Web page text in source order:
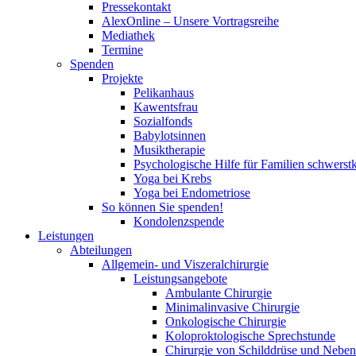
Pressekontakt
AlexOnline – Unsere Vortragsreihe
Mediathek
Termine
Spenden
Projekte
Pelikanhaus
Kawentsfrau
Sozialfonds
Babylotsinnen
Musiktherapie
Psychologische Hilfe für Familien
Yoga bei Krebs
Yoga bei Endometriose
So können Sie spenden!
Kondolenzspende
Leistungen
Abteilungen
Allgemein- und Viszeralchirurgie
Leistungsangebote
Ambulante Chirurgie
Minimalinvasive Chirurgie
Onkologische Chirurgie
Koloproktologische Sprechstunde
Chirurgie von Schilddrüse und